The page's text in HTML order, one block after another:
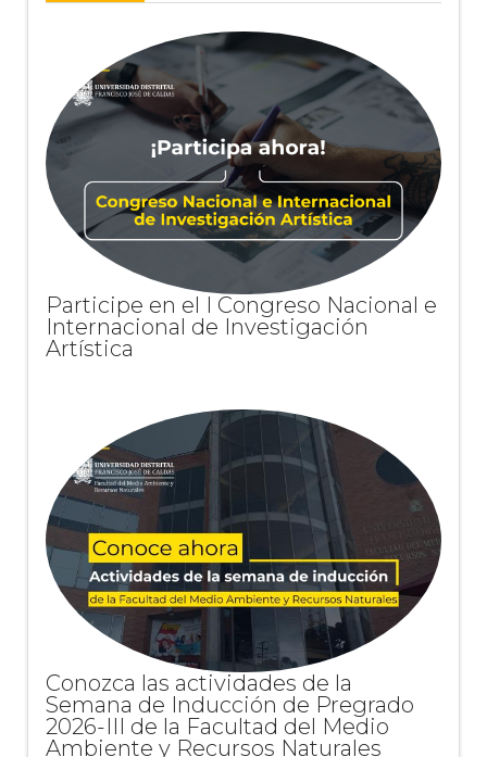
Agencia
de
noticias
UD
Participe en el I Congreso Nacional e
Internacional de Investigación
Artística
Conozca las actividades de la
Semana de Inducción de Pregrado
2026-III de la Facultad del Medio
Ambiente y Recursos Naturales